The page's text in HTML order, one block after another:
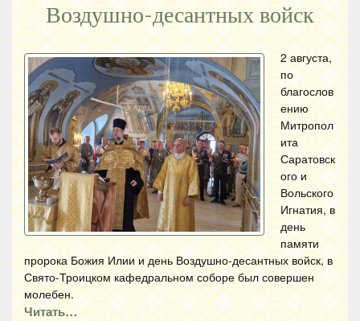
Воздушно-десантных войск
2 августа,
по
благослов
ению
Митропол
ита
Саратовск
ого и
Вольского
Игнатия, в
день
памяти
пророка Божия Илии и день Воздушно-десантных войск, в
Свято-Троицком кафедральном соборе был совершен
молебен.
Читать…